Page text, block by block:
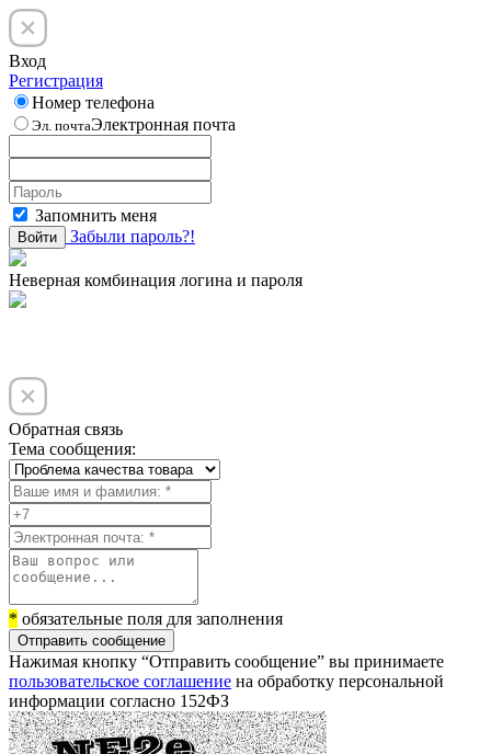
Вход
Регистрация
Номер телефона
Эл. почтаЭлектронная почта
Запомнить меня
Войти Забыли пароль?!
Неверная комбинация логина и пароля
Обратная связь
Тема сообщения:
* обязательные поля для заполнения
Отправить сообщение
Нажимая кнопку “Отправить сообщение” вы принимаете
пользовательское соглашение на обработку персональной
информации согласно 152ФЗ